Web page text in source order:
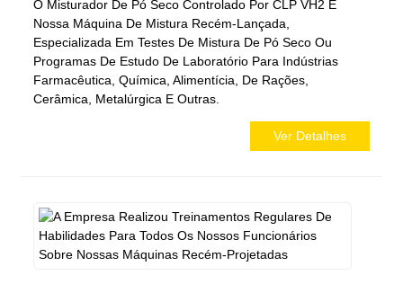
O Misturador De Pó Seco Controlado Por CLP VH2 É
Nossa Máquina De Mistura Recém-Lançada,
Especializada Em Testes De Mistura De Pó Seco Ou
Programas De Estudo De Laboratório Para Indústrias
Farmacêutica, Química, Alimentícia, De Rações,
Cerâmica, Metalúrgica E Outras.
Ver Detalhes